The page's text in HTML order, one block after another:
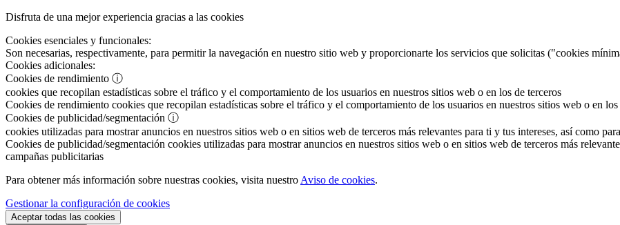
Disfruta de una mejor experiencia gracias a las cookies
Cookies esenciales y funcionales:
Son necesarias, respectivamente, para permitir la navegación en nuestro sitio web y proporcionarte los servicios que solicitas ("cookies
Cookies adicionales:
Cookies de rendimiento ⓘ
cookies que recopilan estadísticas sobre el tráfico y el comportamiento de los usuarios en nuestros sitios web o en los de terceros
Cookies de rendimiento cookies que recopilan estadísticas sobre el tráfico y el comportamiento de los usuarios en nuestros sitios web o en los
Cookies de publicidad/segmentación ⓘ
cookies utilizadas para mostrar anuncios en nuestros sitios web o en sitios web de terceros más relevantes para ti y tus intereses, así como
Cookies de publicidad/segmentación cookies utilizadas para mostrar anuncios en nuestros sitios web o en sitios web de terceros más
campañas publicitarias
Para obtener más información sobre nuestras cookies, visita nuestro Aviso de cookies.
Gestionar la configuración de cookies
Aceptar todas las cookies